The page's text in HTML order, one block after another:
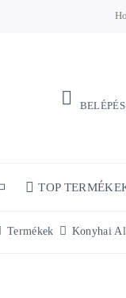
BELÉPÉS
TOP
Termékek Konyhai